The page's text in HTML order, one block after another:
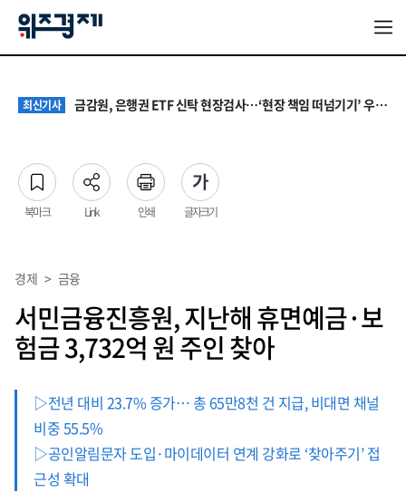
최신기사 금감원, 은행권 ETF 신탁 현장검사…‘현장 책임 떠넘기기’ 우려도
최신기사 서울 집값 다시 0.26% 상승…전세도 수도권 중심으로 압박 커져
최신기사 AI가 예금·보험까지 골라주는 시대…금융권은 소비자 보호 ‘숙제’
북마크 Link 인쇄 글자크기
경제 > 금융
서민금융진흥원, 지난해 휴면예금·보
험금 3,732억 원 주인 찾아
▷전년 대비 23.7% 증가… 총 65만8천 건 지급, 비대면 채널
비중 55.5%
▷공인알림문자 도입·마이데이터 연계 강화로 ‘찾아주기’ 접
근성 확대